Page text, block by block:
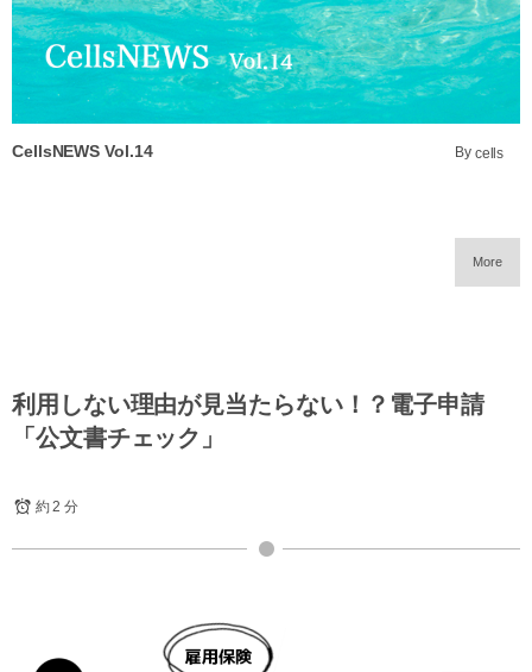
CellsNEWS Vol.14 By cells
More
利用しない理由が見当たらない！？電子申請
「公文書チェック」
約 2 分